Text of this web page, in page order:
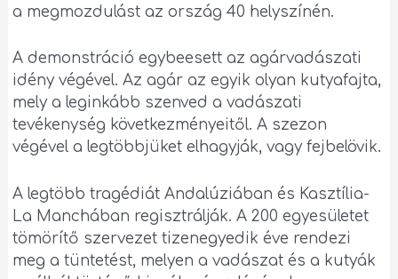
a megmozdulást az ország 40 helyszínén.
A demonstráció egybeesett az agárvadászati ​​
idény végével. Az agár az egyik olyan kutyafajta,
mely a leginkább szenved a vadászati
tevékenység következményeitől. A szezon
végével a legtöbbjüket elhagyják, vagy fejbelövik.
A legtöbb tragédiát Andalúziában és Kasztília-
La Manchában regisztrálják. A 200 egyesületet
tömörítő szervezet tizenegyedik éve rendezi
meg a tüntetést, melyen a vadászat és a kutyák